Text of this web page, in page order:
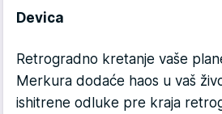
Devica
Retrogradno kretanje vaše
Merkura dodaće haos u vaš
ishitrene odluke pre kraja